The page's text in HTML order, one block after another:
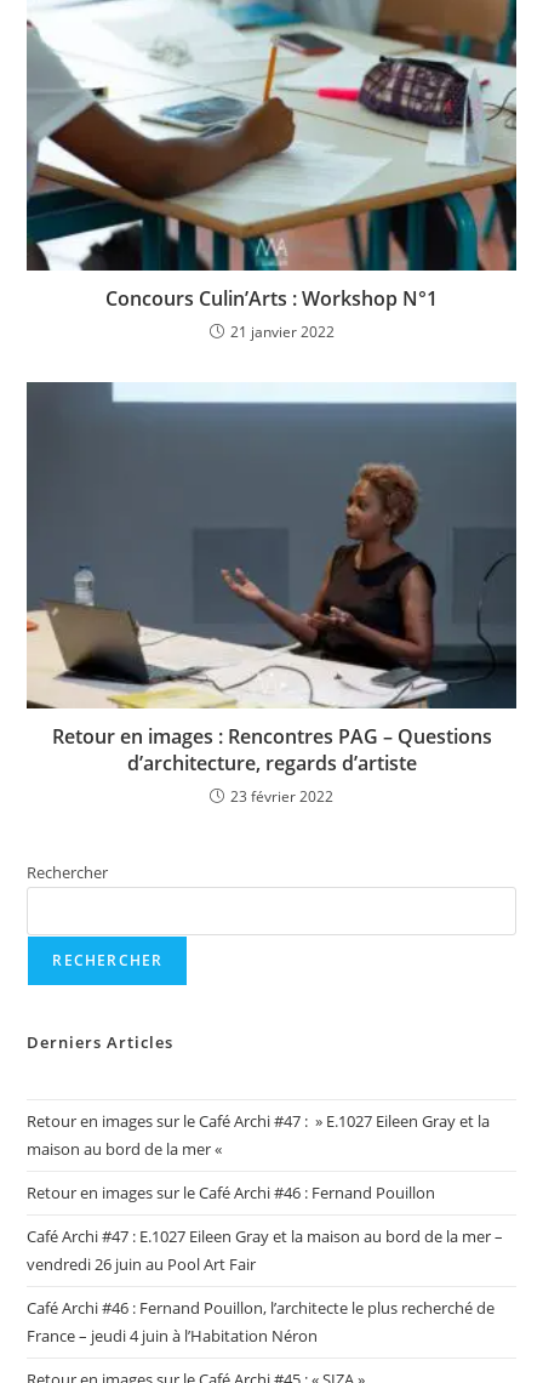
Concours Culin’Arts : Workshop N°1
21 janvier 2022
Retour en images : Rencontres PAG – Questions
d’architecture, regards d’artiste
23 février 2022
Rechercher
RECHERCHER
Derniers Articles
Retour en images sur le Café Archi #47 : » E.1027 Eileen Gray et la
maison au bord de la mer «
Retour en images sur le Café Archi #46 : Fernand Pouillon
Café Archi #47 : E.1027 Eileen Gray et la maison au bord de la mer –
vendredi 26 juin au Pool Art Fair
Café Archi #46 : Fernand Pouillon, l’architecte le plus recherché de
France – jeudi 4 juin à l’Habitation Néron